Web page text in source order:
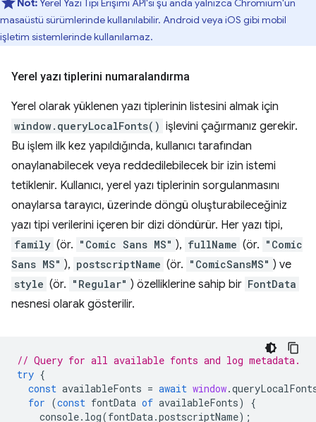
Not: Yerel Yazı Tipi Erişimi API'si şu anda yalnızca Chromium'un
masaüstü sürümlerinde kullanılabilir. Android veya iOS gibi mobil
işletim sistemlerinde kullanılamaz.
Yerel yazı tiplerini numaralandırma
Yerel olarak yüklenen yazı tiplerinin listesini almak için
window.queryLocalFonts() işlevini çağırmanız gerekir.
Bu işlem ilk kez yapıldığında, kullanıcı tarafından
onaylanabilecek veya reddedilebilecek bir izin istemi
tetiklenir. Kullanıcı, yerel yazı tiplerinin sorgulanmasını
onaylarsa tarayıcı, üzerinde döngü oluşturabileceğiniz
yazı tipi verilerini içeren bir dizi döndürür. Her yazı tipi,
family (ör. "Comic Sans MS" ), fullName (ör. "Comic
Sans MS" ), postscriptName (ör. "ComicSansMS" ) ve
style (ör. "Regular" ) özelliklerine sahip bir FontData
nesnesi olarak gösterilir.
// Query for all available fonts and log metadata.
try {
const availableFonts = await window.
for (const fontData of availableFonts)
{
console. log(fontData.postscriptName);